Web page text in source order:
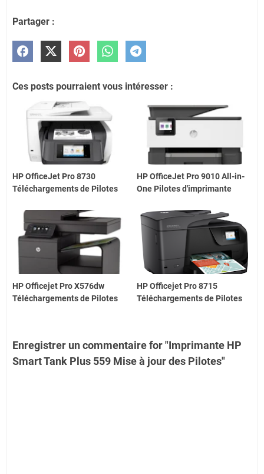
Partager :
Ces posts pourraient vous intéresser :
HP OfficeJet Pro 8730
Téléchargements de Pilotes
HP OfficeJet Pro 9010 All-in-
One Pilotes d'imprimante
HP Officejet Pro X576dw
Téléchargements de Pilotes
HP Officejet Pro 8715
Téléchargements de Pilotes
Enregistrer un commentaire for "Imprimante HP
Smart Tank Plus 559 Mise à jour des Pilotes"